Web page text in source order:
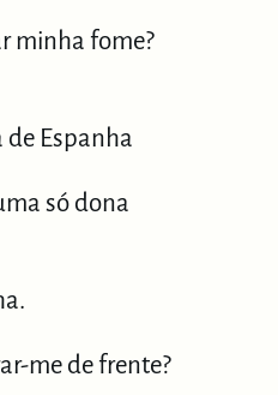
minha fome?
de Espanha
só dona
me de frente?